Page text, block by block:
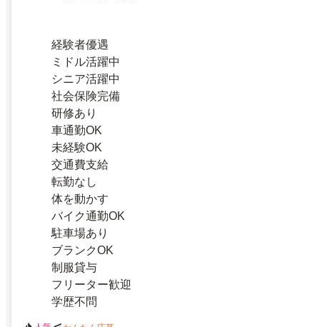
経験者優遇
ミドル活躍中
シニア活躍中
社会保険完備
研修あり
車通勤OK
未経験OK
交通費支給
転勤なし
体を動かす
バイク通勤OK
駐車場あり
ブランクOK
制服貸与
フリーター歓迎
学歴不問